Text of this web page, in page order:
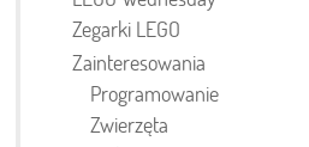
Zegarki LEGO
Zainteresowania
Programowanie
Zwierzęta